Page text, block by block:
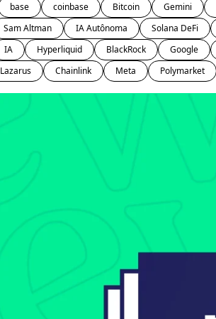
base coinbase Bitcoin Gemini
Sam Altman IA Autônoma Solana DeFi
IA Hyperliquid BlackRock Google
Lazarus Chainlink Meta Polymarket